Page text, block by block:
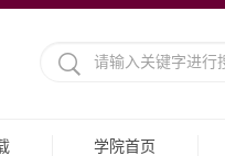
学院首页